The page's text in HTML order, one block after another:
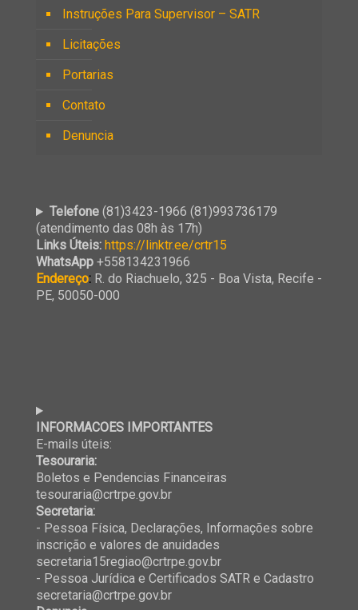
Instruções Para Supervisor – SATR
Licitações
Portarias
Contato
Denuncia
Telefone(81)3423-1966 (81)993736179
(atendimento das 08h às 17h)
Links Úteis: https://linktr.ee/crtr15
WhatsApp +558134231966
Endereço: R. do Riachuelo, 325 - Boa Vista, Recife -
PE, 50050-000
INFORMACOES IMPORTANTES
E-mails úteis:
Tesouraria:
Boletos e Pendencias Financeiras
tesouraria@crtrpe.gov.br
Secretaria:
- Pessoa Física, Declarações, Informações sobre
inscrição e valores de anuidades
secretaria15regiao@crtrpe.gov.br
- Pessoa Jurídica e Certificados SATR e Cadastro
secretaria@crtrpe.gov.br